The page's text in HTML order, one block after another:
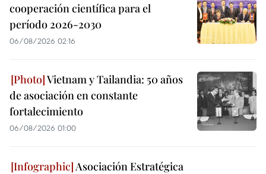
cooperación científica para el
período 2026-2030
06/08/2026 02:16
Vietnam y Tailandia: 50 años
de asociación en constante
fortalecimiento
06/08/2026 01:00
Asociación Estratégica